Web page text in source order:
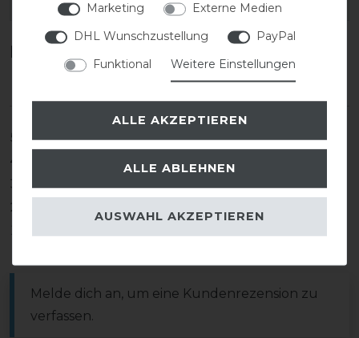
Kundenrezensionen
5
0
4
0
3
0
2
1
Melde dich an, um eine Kundenrezension zu
verfassen.
Marketing
Externe Medien
DHL Wunschzustellung
PayPal
Funktional
Weitere Einstellungen
ALLE AKZEPTIEREN
ALLE ABLEHNEN
AUSWAHL AKZEPTIEREN